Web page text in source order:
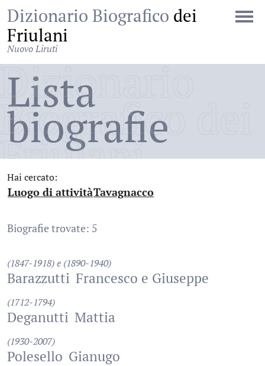
Dizionario Biografico dei
Friulani
Nuovo Liruti
Dizionario
Biografico dei
Friulani
Lista
biografie
Hai cercato:
Luogo di attività
:Tavagnacco
Biografie trovate: 5
(1847-1918) e (1890-1940)
Barazzutti Francesco e Giuseppe
(1712-1794)
Deganutti Mattia
(1930-2007)
Polesello Gianugo